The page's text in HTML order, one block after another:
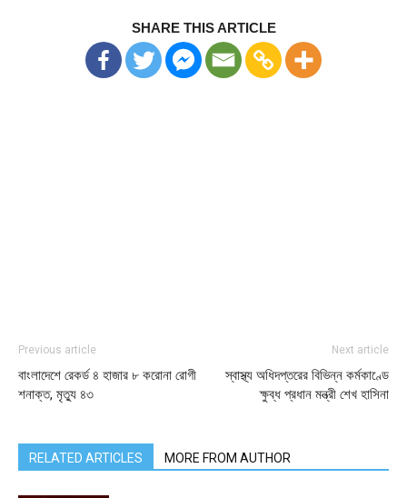
SHARE THIS ARTICLE
Previous article
বাংলাদেশে রেকর্ড ৪ হাজার ৮ করোনা রোগী
শনাক্ত, মৃত্যু ৪৩
Next article
স্বাস্থ্য অধিদপ্তরের বিভিন্ন কর্মকাণ্ডে
ক্ষুব্ধ প্রধান মন্ত্রী শেখ হাসিনা
RELATED ARTICLES MORE FROM AUTHOR